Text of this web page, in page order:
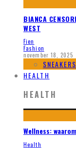
BIANCA
WEST
Fien
Fashion
november 18, 2025
SNEAKERS
HEALTH
HEALTH
Wellness:
Health